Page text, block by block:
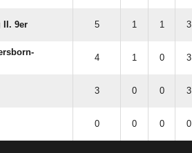
II. 9er 5 1 1 3
4 1 0 3
3 0 0 3
0 0 0 0